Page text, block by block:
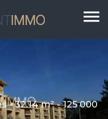
32.14 m² - 125 000